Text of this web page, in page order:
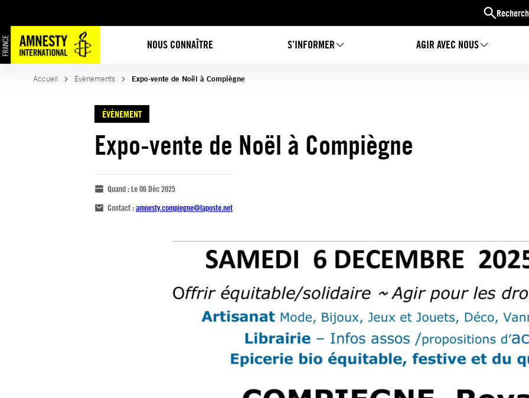
NOUS CONNAÎTRE S’INFORMER AGIR AVEC NOUS
Accueil Évènements Expo-vente de Noël à Compiègne
ÉVÈNEMENT
Expo-vente de Noël à Compiègne
Quand :Le 06 Déc 2025
Contact :amnesty.compiegne@laposte.net